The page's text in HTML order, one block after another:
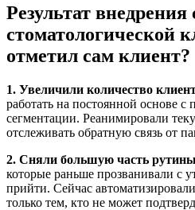
Результат
стоматологической
отметил сам клиент?
1. Увеличили количество
работать на постоянной основе
сегментации. Реанимировали
отслеживать обратную связь от
2. Сняли большую часть
которые раньше прозванивали с
прийти. Сейчас
только тем, кто не может